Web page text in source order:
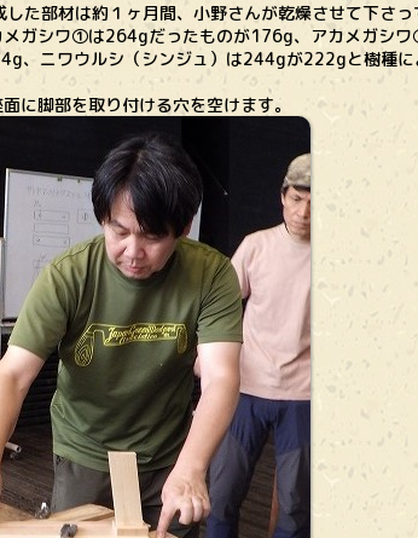
た部材は約１ヶ月間、小野さんが乾燥させて下さ
メガシワ①は264gだったものが176g、アカメガシ
、ニワウルシ（シンジュ）は244gが222gと樹種に
に脚部を取り付ける穴を空けます。